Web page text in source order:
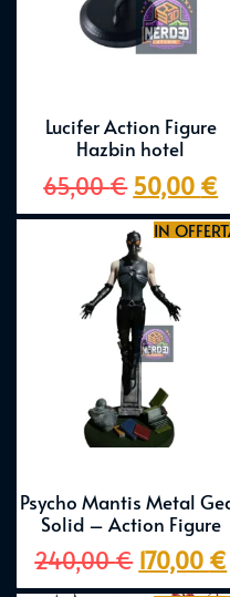
Lucifer Action Figure
Hazbin hotel
65,00€ 50,00 €
IN
Psycho Mantis Metal
Solid – Action Figure
240,00€ 170,00 €